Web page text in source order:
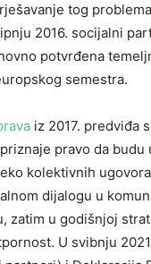
tog
2016. socijalni
potvrđena
semestra.
iz 2017. predviđa
pravo da
kolektivnih
dijalogu u
zatim u godišnjoj
U svibnju